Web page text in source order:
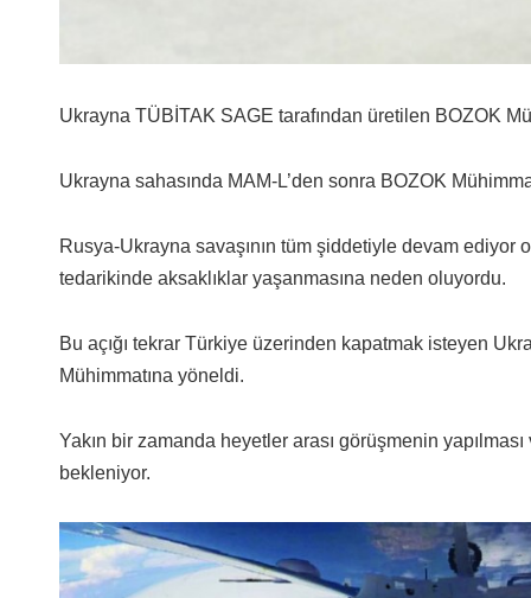
Ukrayna TÜBİTAK SAGE tarafından üretilen BOZOK
Ukrayna sahasında MAM-L’den sonra BOZOK
Rusya-Ukrayna savaşının tüm şiddetiyle devam ediyor
tedarikinde aksaklıklar yaşanmasına neden oluyordu.
Bu açığı tekrar Türkiye üzerinden kapatmak isteyen
Mühimmatına yöneldi.
Yakın bir zamanda heyetler arası görüşmenin
bekleniyor.